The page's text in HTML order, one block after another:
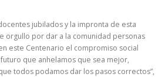
jubilados y la impronta de esta
orgullo por dar a la comunidad personas
este Centenario el compromiso social
que anhelamos que sea mejor,
todos podamos dar los pasos correctos”,